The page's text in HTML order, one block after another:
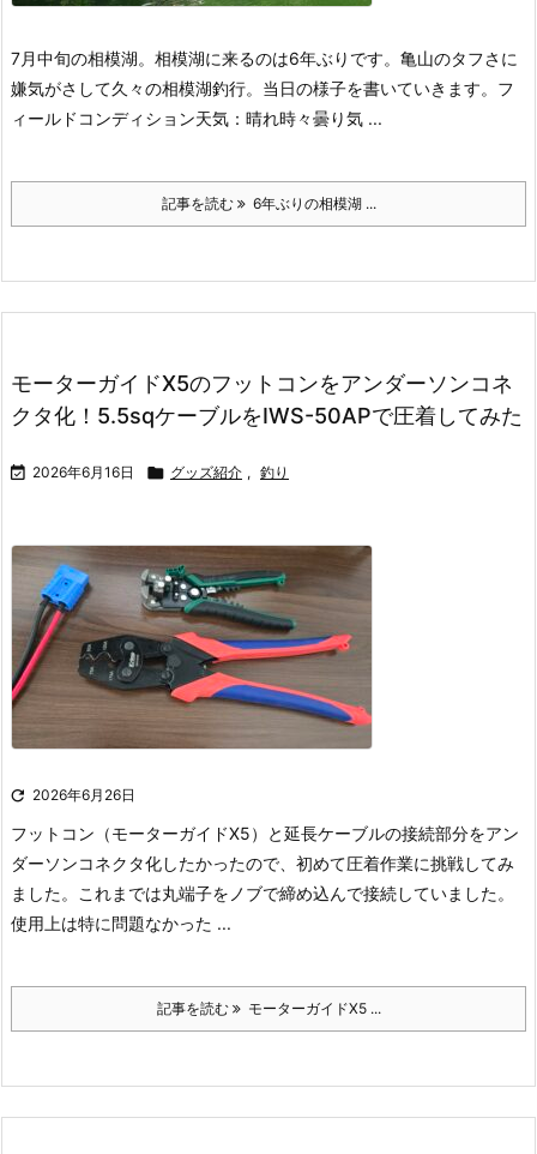
7月中旬の相模湖。 相模湖に来るのは6年ぶりです。 亀山のタフさに
嫌気がさして久々の相模湖釣行。 当日の様子を書いていきます。 フ
ィールドコンディション天気：晴れ時々曇り気 ...
記事を読む 6年ぶりの相模湖 ...
モーターガイドX5のフットコンをアンダーソンコネ
クタ化！5.5sqケーブルをIWS-50APで圧着してみた
 2026年6月16日  グッズ紹介 , 釣り
 2026年6月26日
フットコン（モーターガイドX5）と延長ケーブルの接続部分をアン
ダーソンコネクタ化したかったので、初めて圧着作業に挑戦してみ
ました。
これまでは丸端子をノブで締め込んで接続していました。
使用上は特に問題なかった ...
記事を読む モーターガイドX5 ...